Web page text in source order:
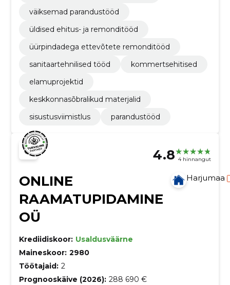
väiksemad parandustööd
üldised ehitus- ja remonditööd
üürpindadega ettevõtete remonditööd
sanitaartehnilised tööd
kommertsehitised
elamuprojektid
keskkonnasõbralikud materjalid
sisustusviimistlus
parandustööd
4.8 4 hinnangut
ONLINE
RAAMATUPIDAMINE
OÜ
Harjumaa
Krediidiskoor: Usaldusväärne
Maineskoor: 2980
Töötajaid: 2
Prognooskäive (2026): 288 690 €